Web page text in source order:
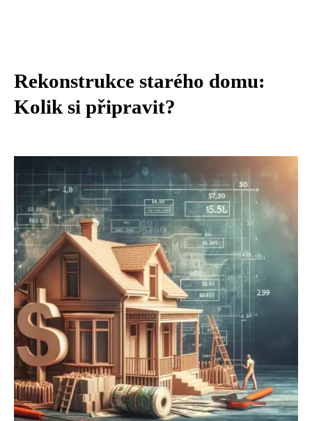
Rekonstrukce starého domu:
Kolik si připravit?